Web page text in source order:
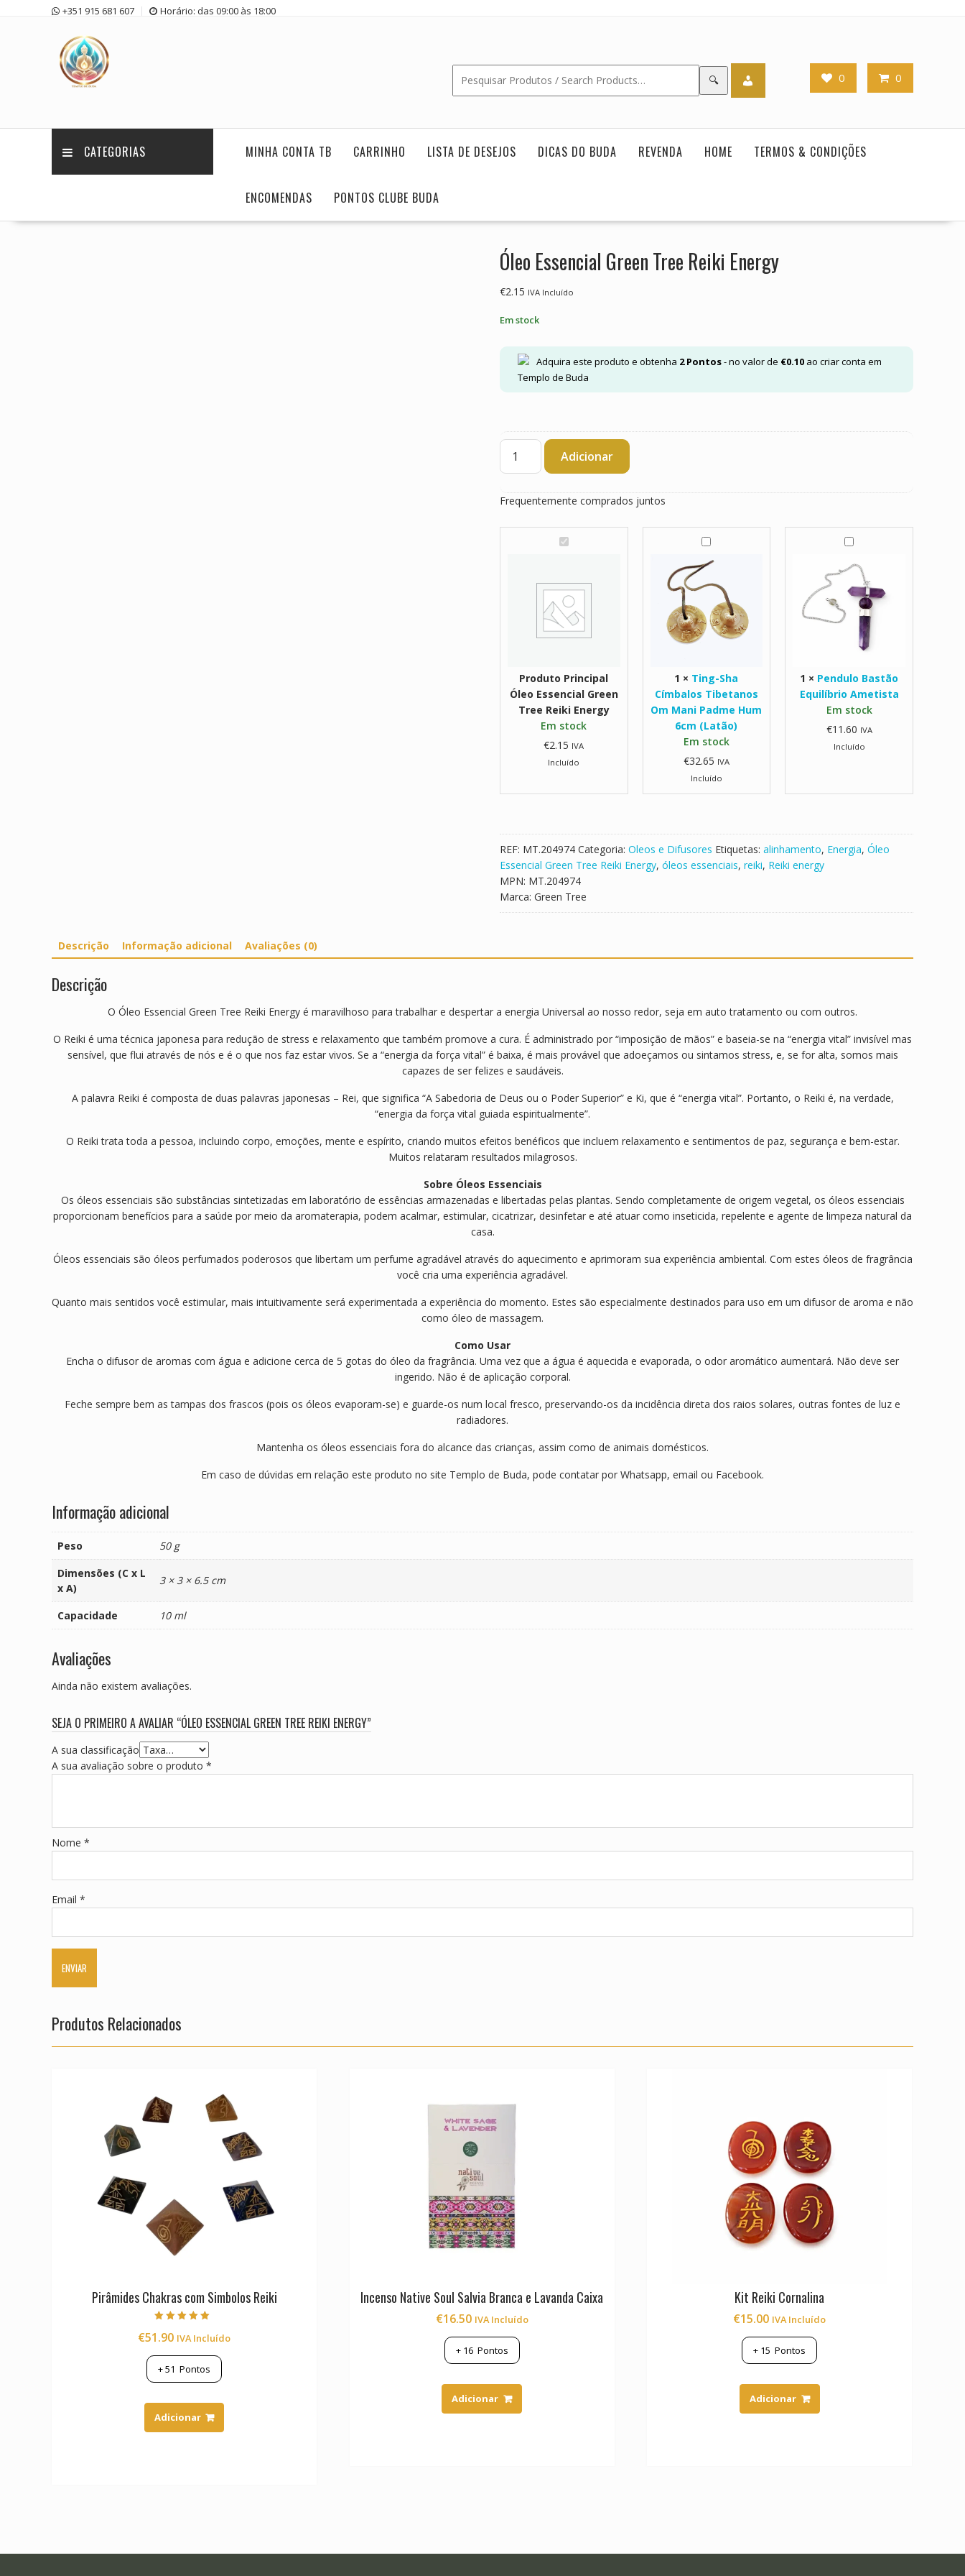
+351 915 681 607 Horário: das 09:00 às 18:00
0 0
🔍
CATEGORIAS MINHA CONTA TB CARRINHO LISTA DE DESEJOS DICAS DO BUDA REVENDA HOME TERMOS & CONDIÇÕES
ENCOMENDAS PONTOS CLUBE BUDA
Óleo Essencial Green Tree Reiki Energy
€2.15 IVA Incluído
Em stock
Adquira este produto e obtenha 2Pontos- no valor de €0.10 ao criar conta em
Templo de Buda
Quantidade
Óleo
Essencial
Green
Tree
Adicionar
Frequentemente comprados juntos
Ó
o
E
s
s
c
i
a
l
G
r
e
r
e
r
g
Produto Principal
Óleo Essencial Green
Tree Reiki Energy
Em stock
€2.15 IVA
Incluído
T
g
S
h
í
m
b
a
l
o
s
T
a
e
m
(
L
t
)
1 × Ting-Sha
Címbalos Tibetanos
Om Mani Padme Hum
6cm (Latão)
Em stock
€32.65 IVA
Incluído
P
n
d
l
s
t
ã
o
E
i
r
a
1 × Pendulo Bastão
Equilíbrio Ametista
Em stock
€11.60 IVA
Incluído
REF: MT.204974 Categoria: Oleos e Difusores Etiquetas: alinhamento, Energia, Óleo
Essencial Green Tree Reiki Energy, óleos essenciais, reiki, Reiki energy
MPN: MT.204974
Marca: Green Tree
Descrição Informação adicional Avaliações (0)
Descrição
O Óleo Essencial Green Tree Reiki Energy é maravilhoso para trabalhar e despertar a energia Universal ao nosso redor, seja em auto tratamento ou com outros.
O Reiki é uma técnica japonesa para redução de stress e relaxamento que também promove a cura. É administrado por “imposição de mãos” e baseia-se na “energia vital” invisível mas
sensível, que flui através de nós e é o que nos faz estar vivos. Se a “energia da força vital” é baixa, é mais provável que adoeçamos ou sintamos stress, e, se for alta, somos mais
capazes de ser felizes e saudáveis.
A palavra Reiki é composta de duas palavras japonesas – Rei, que significa “A Sabedoria de Deus ou o Poder Superior” e Ki, que é “energia vital”. Portanto, o Reiki é, na verdade,
“energia da força vital guiada espiritualmente”.
O Reiki trata toda a pessoa, incluindo corpo, emoções, mente e espírito, criando muitos efeitos benéficos que incluem relaxamento e sentimentos de paz, segurança e bem-estar.
Muitos relataram resultados milagrosos.
Sobre Óleos Essenciais
Os óleos essenciais são substâncias sintetizadas em laboratório de essências armazenadas e libertadas pelas plantas. Sendo completamente de origem vegetal, os óleos essenciais
proporcionam benefícios para a saúde por meio da aromaterapia, podem acalmar, estimular, cicatrizar, desinfetar e até atuar como inseticida, repelente e agente de limpeza natural da
casa.
Óleos essenciais são óleos perfumados poderosos que libertam um perfume agradável através do aquecimento e aprimoram sua experiência ambiental. Com estes óleos de fragrância
você cria uma experiência agradável.
Quanto mais sentidos você estimular, mais intuitivamente será experimentada a experiência do momento. Estes são especialmente destinados para uso em um difusor de aroma e não
como óleo de massagem.
Como Usar
Encha o difusor de aromas com água e adicione cerca de 5 gotas do óleo da fragrância. Uma vez que a água é aquecida e evaporada, o odor aromático aumentará. Não deve ser
ingerido. Não é de aplicação corporal.
Feche sempre bem as tampas dos frascos (pois os óleos evaporam-se) e guarde-os num local fresco, preservando-os da incidência direta dos raios solares, outras fontes de luz e
radiadores.
Mantenha os óleos essenciais fora do alcance das crianças, assim como de animais domésticos.
Em caso de dúvidas em relação este produto no site Templo de Buda, pode contatar por Whatsapp, email ou Facebook.
Informação adicional
Peso
50 g
Dimensões (C x L
x A)
3 × 3 × 6.5 cm
Capacidade 10 ml
Avaliações
Ainda não existem avaliações.
SEJA O PRIMEIRO A AVALIAR “ÓLEO ESSENCIAL GREEN TREE REIKI ENERGY”
A sua classificação
A sua avaliação sobre o produto *
Nome *
Email *
Produtos Relacionados
Pirâmides Chakras com Simbolos Reiki
5.00
€51.90 IVA Incluído
+51 Pontos
Adicionar
Incenso Native Soul Salvia Branca e Lavanda Caixa
€16.50 IVA Incluído
+ 16Pontos
Adicionar
Kit Reiki Cornalina
€15.00 IVA Incluído
+ 15 Pontos
Adicionar